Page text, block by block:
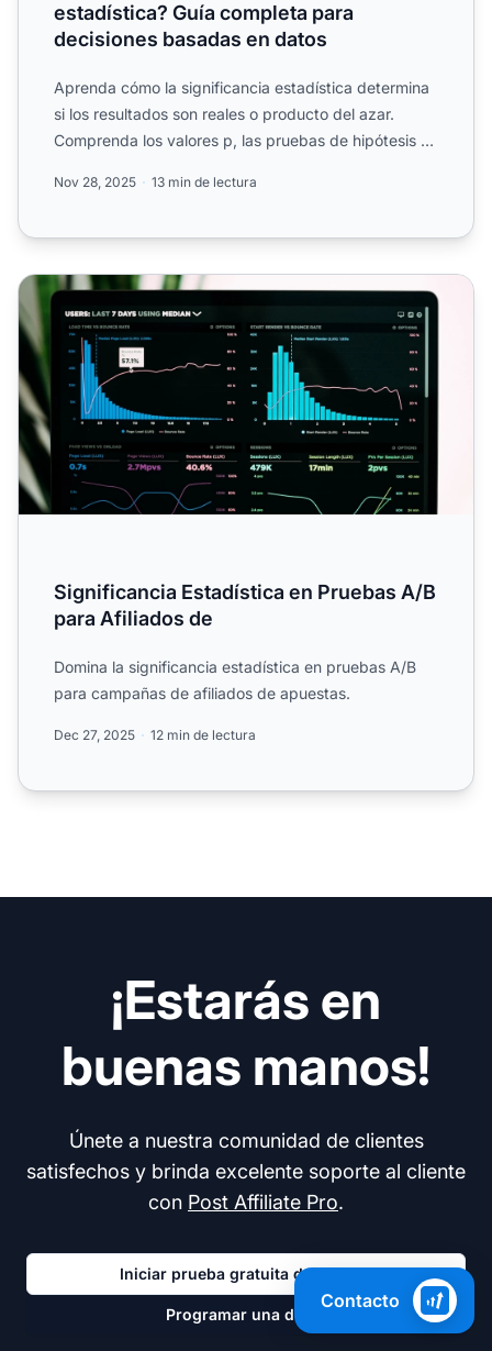
estadística? Guía completa para
decisiones basadas en datos
Aprenda cómo la significancia estadística determina
si los resultados son reales o producto del azar.
Comprenda los valores p, las pruebas de hipótesis y
Nov 28, 2025 13 min de lectura
Significancia Estadística en Pruebas A/B para Afiliados de
Significancia Estadística en Pruebas A/B
para Afiliados de
Domina la significancia estadística en pruebas A/B
para campañas de afiliados de apuestas.
Dec 27, 2025 12 min de lectura
¡Estarás en
buenas manos!
Únete a nuestra comunidad de clientes
satisfechos y brinda excelente soporte al cliente
con Post Affiliate Pro.
Iniciar prueba gratuita de 30 días
Programar una demo
Contacto